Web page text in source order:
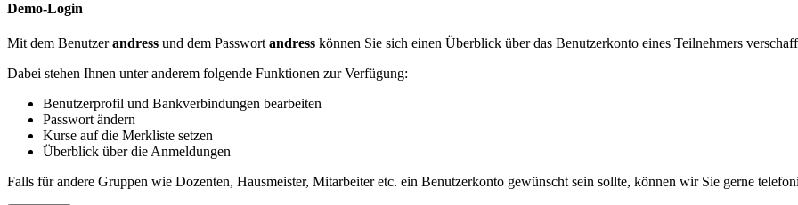
Demo-Login
Mit dem Benutzerandress und dem Passwort andress können Sie sich einen Überblick über das Benutzerkonto eines Teilnehmers
Dabei stehen Ihnen unter anderem folgende Funktionen zur Verfügung:
Benutzerprofil und Bankverbindungen bearbeiten
Passwort ändern
Kurse auf die Merkliste setzen
Überblick über die Anmeldungen
Falls für andere Gruppen wie Dozenten, Hausmeister, Mitarbeiter etc. ein Benutzerkonto gewünscht sein sollte, können wir Sie gerne